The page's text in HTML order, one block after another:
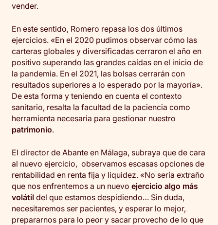
vender.
En este sentido, Romero repasa los dos últimos
ejercicios. «En el 2020 pudimos observar cómo las
carteras globales y diversificadas cerraron el año en
positivo superando las grandes caídas en el inicio de
la pandemia. En el 2021, las bolsas cerrarán con
resultados superiores a lo esperado por la mayoría».
De esta forma y teniendo en cuenta el contexto
sanitario, resalta la facultad de la paciencia como
herramienta necesaria para gestionar nuestro
patrimonio.
El director de Abante en Málaga, subraya que de cara
al nuevo ejercicio, observamos escasas opciones de
rentabilidad en renta fija y liquidez. «No sería extraño
que nos enfrentemos a un nuevo ejercicio algo más
volátil del que estamos despidiendo… Sin duda,
necesitaremos ser pacientes, y esperar lo mejor,
prepararnos para lo peor y sacar provecho de lo que